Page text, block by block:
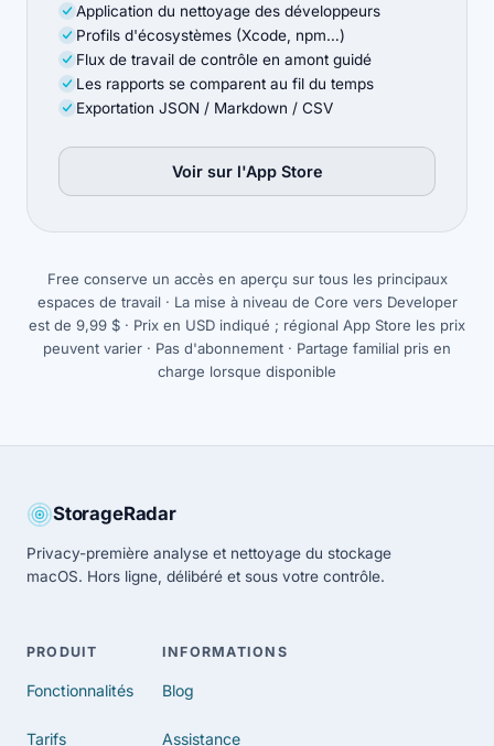
Application du nettoyage des développeurs
Profils d'écosystèmes (Xcode, npm…)
Flux de travail de contrôle en amont guidé
Les rapports se comparent au fil du temps
Exportation JSON / Markdown / CSV
Voir sur l'App Store
(opens in new tab)
Free conserve un accès en aperçu sur tous les principaux
espaces de travail · La mise à niveau de Core vers Developer
est de 9,99 $ · Prix en USD indiqué ; régional App Store les prix
peuvent varier · Pas d'abonnement · Partage familial pris en
charge lorsque disponible
StorageRadar
Privacy-première analyse et nettoyage du stockage
macOS. Hors ligne, délibéré et sous votre contrôle.
PRODUIT
Fonctionnalités
Tarifs
INFORMATIONS
Blog
Assistance